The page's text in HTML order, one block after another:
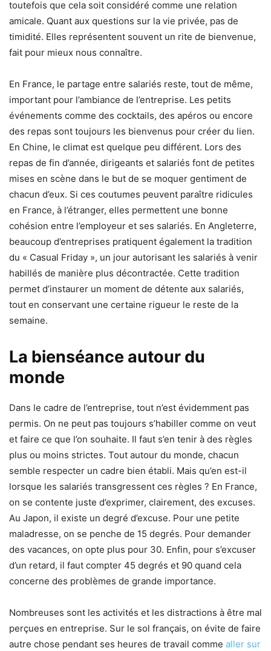
toutefois que cela soit considéré comme une relation
amicale. Quant aux questions sur la vie privée, pas de
timidité. Elles représentent souvent un rite de bienvenue,
fait pour mieux nous connaître.
En France, le partage entre salariés reste, tout de même,
important pour l’ambiance de l’entreprise. Les petits
événements comme des cocktails, des apéros ou encore
des repas sont toujours les bienvenus pour créer du lien.
En Chine, le climat est quelque peu différent. Lors des
repas de fin d’année, dirigeants et salariés font de petites
mises en scène dans le but de se moquer gentiment de
chacun d’eux. Si ces coutumes peuvent paraître ridicules
en France, à l’étranger, elles permettent une bonne
cohésion entre l’employeur et ses salariés. En Angleterre,
beaucoup d’entreprises pratiquent également la tradition
du « Casual Friday », un jour autorisant les salariés à venir
habillés de manière plus décontractée. Cette tradition
permet d’instaurer un moment de détente aux salariés,
tout en conservant une certaine rigueur le reste de la
semaine.
La bienséance autour du
monde
Dans le cadre de l’entreprise, tout n’est évidemment pas
permis. On ne peut pas toujours s’habiller comme on veut
et faire ce que l’on souhaite. Il faut s’en tenir à des règles
plus ou moins strictes. Tout autour du monde, chacun
semble respecter un cadre bien établi. Mais qu’en est-il
lorsque les salariés transgressent ces règles ? En France,
on se contente juste d’exprimer, clairement, des excuses.
Au Japon, il existe un degré d’excuse. Pour une petite
maladresse, on se penche de 15 degrés. Pour demander
des vacances, on opte plus pour 30. Enfin, pour s’excuser
d’un retard, il faut compter 45 degrés et 90 quand cela
concerne des problèmes de grande importance.
Nombreuses sont les activités et les distractions à être mal
perçues en entreprise. Sur le sol français, on évite de faire
autre chose pendant ses heures de travail comme aller sur